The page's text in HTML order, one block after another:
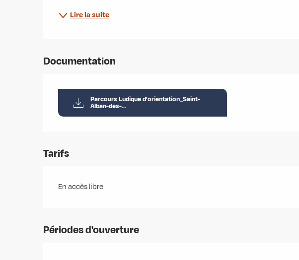
Lire la suite
Documentation
Parcours Ludique d'orientation_Saint-
Alban-des-...
Tarifs
En accès libre
Périodes d'ouverture